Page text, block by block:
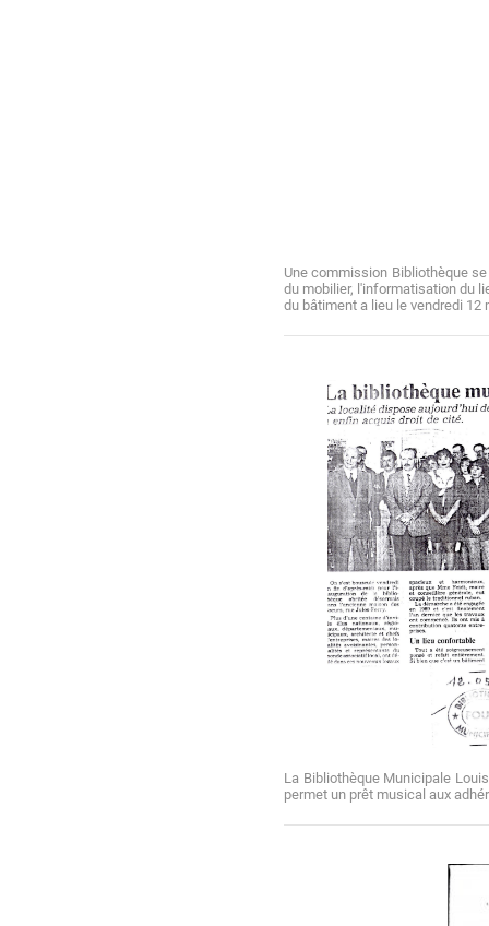
Une commission Bibliothèque
du mobilier, l'informatisation du
du bâtiment a lieu le vendredi 12
La Bibliothèque Municipale
permet un prêt musical aux